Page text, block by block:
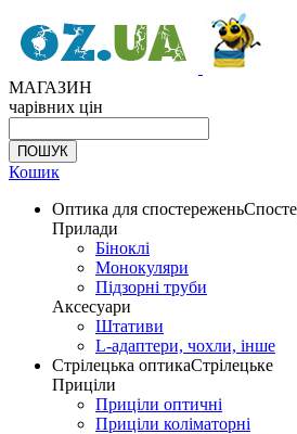
МАГАЗИН
чарівних цін
Кошик
Оптика для спостережень
Прилади
Біноклі
Монокуляри
Підзорні труби
Аксесуари
Штативи
L-адаптери, чохли, інше
Стрілецька оптикаСтрілецьке
Приціли
Приціли оптичні
Приціли коліматорні